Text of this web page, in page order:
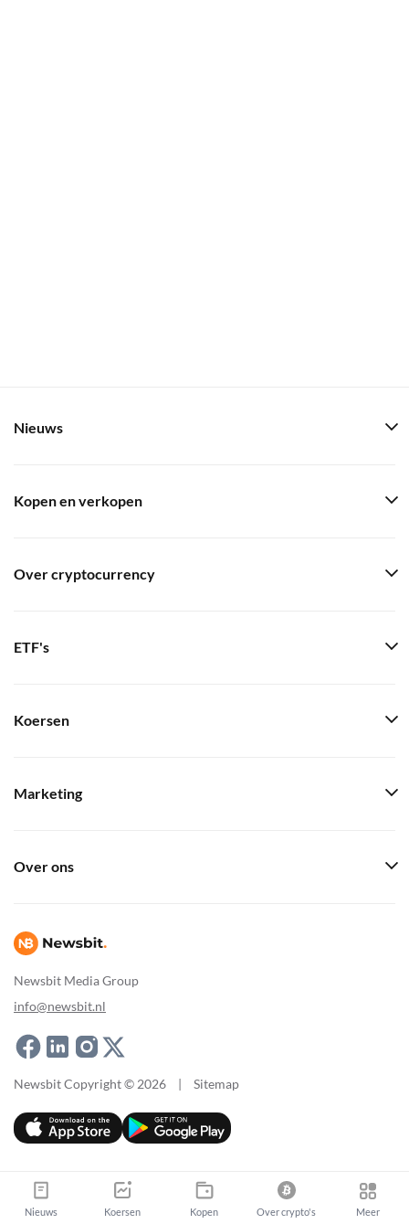
Newsbit Media Group
info@newsbit.nl
Nieuws
Kopen en verkopen
Over cryptocurrency
ETF's
Koersen
Marketing
Over ons
Newsbit Copyright © 2026 | Sitemap
Nieuws Koersen Kopen Over crypto's Meer